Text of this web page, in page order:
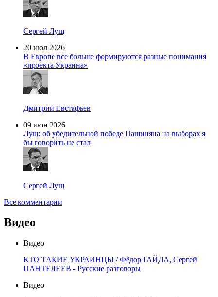
Сергей Лущ
20 июл 2026
В Европе все больше формируются разные понимания
«проекта Украина»
Дмитрий Евстафьев
09 июн 2026
Лущ: об убедительной победе Пашиняна на выборах я
бы говорить не стал
Сергей Лущ
Все комментарии
Видео
Видео
КТО ТАКИЕ УКРАИНЦЫ / Фёдор ГАЙДА, Сергей
ПАНТЕЛЕЕВ - Русские разговоры
Видео